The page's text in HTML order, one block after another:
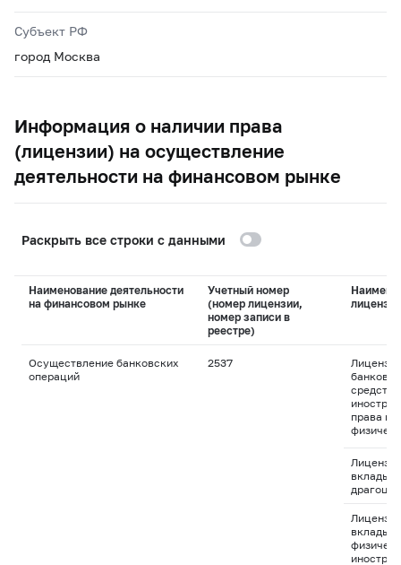
Субъект РФ
город Москва
Информация о наличии права
(лицензии) на осуществление
деятельности на финансовом рынке
Раскрыть все строки с данными
Наименование деятельности
на финансовом рынке
Учетный номер
(номер лицензии,
номер записи в
реестре)
лицензии
Осуществление банковских
операций
2537
права
вклады
вклады